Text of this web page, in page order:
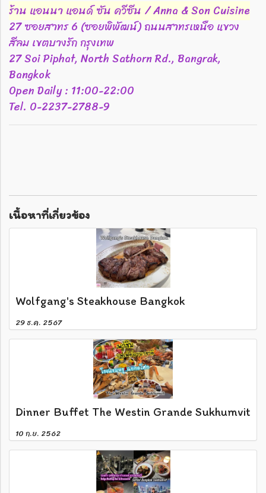
ร้าน แอนนา แอนด์ ซัน ควีซีน / Anna & Son Cuisine
27 ซอยสาทร 6 (ซอยพิพัฒน์) ถนนสาทรเหนือ แขวง
สีลม เขตบางรัก กรุงเทพ
27 Soi Piphat, North Sathorn Rd., Bangrak,
Bangkok
Open Daily : 11:00-22:00
Tel. 0-2237-2788-9
เนื้อหาที่เกี่ยวข้อง
Wolfgang's Steakhouse Bangkok
29 ธ.ค. 2567
Dinner Buffet The Westin Grande Sukhumvit
10 ก.ย. 2562